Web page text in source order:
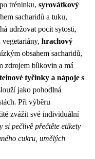
tréninku, syrovátkový
sacharidů a tuku,
udržovat pocit sytosti,
hrachový
obsahem sacharidů,
zdrojem bílkovin a má
tyčinky a nápoje s
jako pohodlná
Při výběru
zvážit své individuální
si pečlivě přečtěte etikety
cukru, umělých